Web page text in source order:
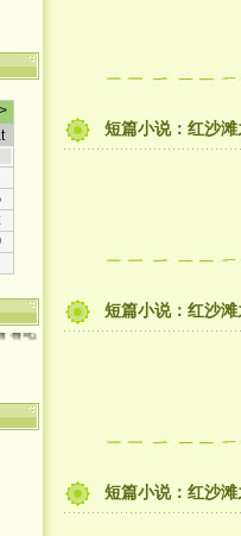
看吧
短篇小说：红沙滩
短篇小说：红沙滩
短篇小说：红沙滩